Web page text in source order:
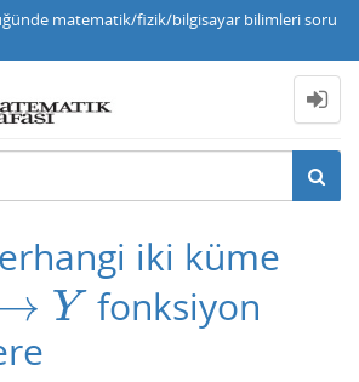
matematik/fizik/bilgisayar bilimleri soru
iki küme
Y fonksiyon